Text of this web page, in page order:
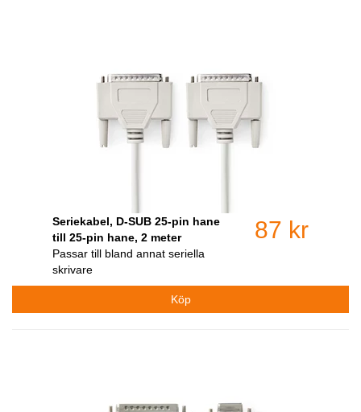
Seriekabel, D-SUB 25-pin hane
till 25-pin hane, 2 meter
Passar till bland annat seriella
skrivare
87 kr